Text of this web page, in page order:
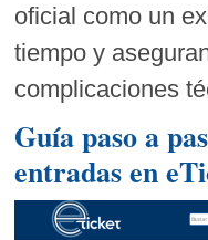
oficial como un
tiempo y
complicaciones
Guía paso a
entradas en